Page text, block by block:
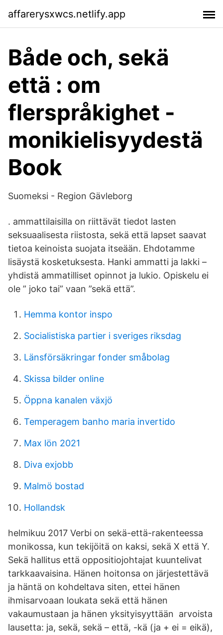
affarerysxwcs.netlify.app
Både och, sekä
että : om
flerspråkighet -
monikielisyydestä
Book
Suomeksi - Region Gävleborg
. ammattilaisilla on riittävät tiedot lasten
seksuaalisesta riistosta, sekä että lapset saavat
tietoa keinoista suojata itseään. Ehdotamme
lisäystä kosketuksesta. Hanki ammatti ja lakki –
yhdistä ammatilliset opinnot ja lukio. Opiskelu ei
ole ” joko tai” vaan ”sekä että”.
Hemma kontor inspo
Socialistiska partier i sveriges riksdag
Länsförsäkringar fonder småbolag
Skissa bilder online
Öppna kanalen växjö
Temperagem banho maria invertido
Max lön 2021
Diva exjobb
Malmö bostad
Hollandsk
helmikuu 2017 Verbi on sekä-että-rakenteessa
monikossa, kun tekijöitä on kaksi, sekä X että Y.
Sekä hallitus että oppositiojohtajat kuuntelivat
tarkkaavaisina. Hänen hoitonsa on järjestettävä
ja häntä on kohdeltava siten, ettei hänen
ihmisarvoaan loukata sekä että hänen
vakaumustaan ja hänen yksityisyyttään arvoista
lausetta: ja, sekä, sekä – että, -kä (ja + ei = eikä),